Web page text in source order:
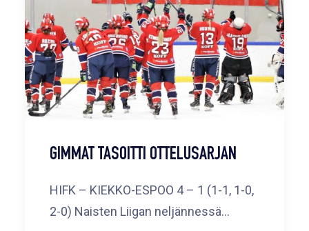
GIMMAT TASOITTI OTTELUSARJAN
HIFK – KIEKKO-ESPOO 4 – 1 (1-1, 1-0,
2-0) Naisten Liigan neljännessä…